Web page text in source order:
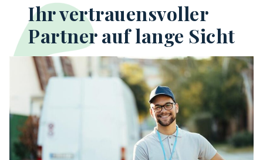
Ihr vertrauensvoller
Partner auf lange Sicht